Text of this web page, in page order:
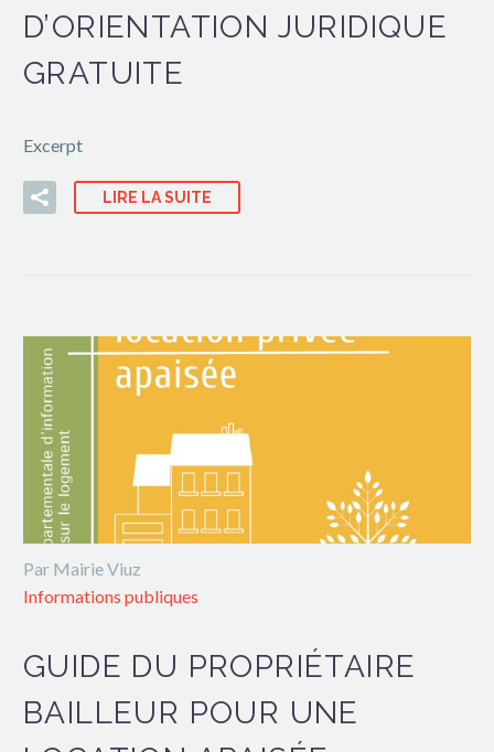
D’ORIENTATION JURIDIQUE
GRATUITE
Excerpt
LIRE LA SUITE
Par Mairie Viuz
Informations publiques
GUIDE DU PROPRIÉTAIRE
BAILLEUR POUR UNE